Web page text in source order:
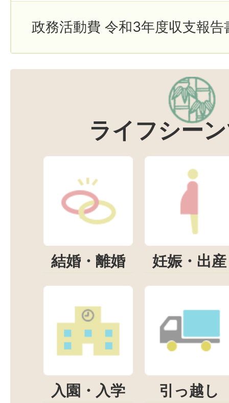
政務活動費 令和3年度収支報告
ライフシー
結婚・離婚 妊娠・出産
入園・入学 引っ越し